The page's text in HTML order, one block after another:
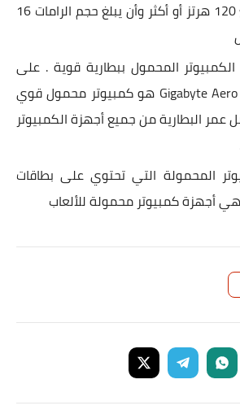
عالي للشاشة يبلغ 120 هرتز أو أكثر وأن يبلغ حجم الرامات 16
المحمول ببطارية قوية . على
سبيل المثال، Gigabyte Aero 15x هو كمبيوتر محمول قوي
عمر البطارية من جميع أجهزة الكمبيوتر
المحمولة التي تحتوي على بطاقات
كمبيوتر محمولة للألعاب